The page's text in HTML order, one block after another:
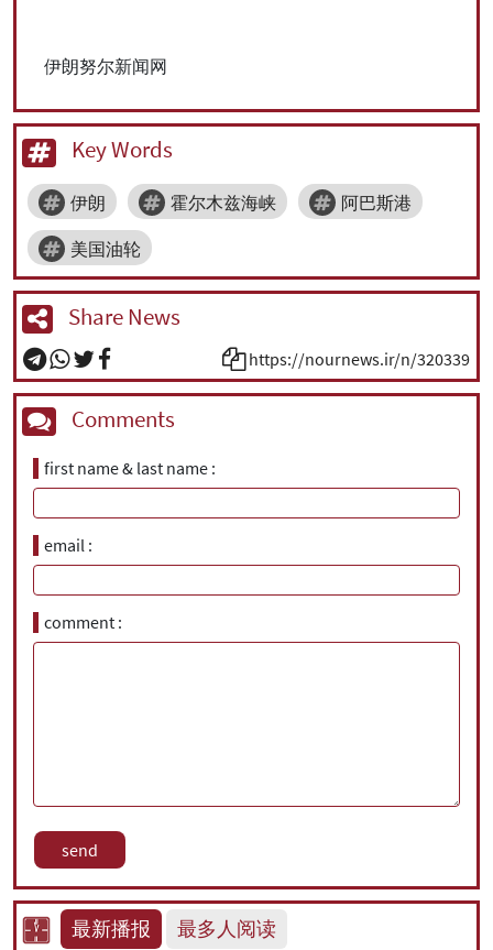
伊朗努尔新闻网
Key Words
伊朗 霍尔木兹海峡 阿巴斯港
美国油轮
Share News
https://nournews.ir/n/320339
Comments
first name & last name
email
comment
最新播报 最多人阅读